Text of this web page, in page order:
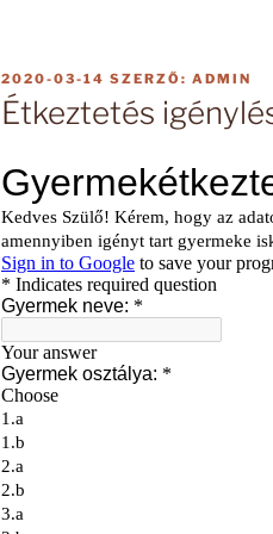
BEKÜLDVE:
2020-03-14 SZERZŐ: ADMIN
Étkeztetés